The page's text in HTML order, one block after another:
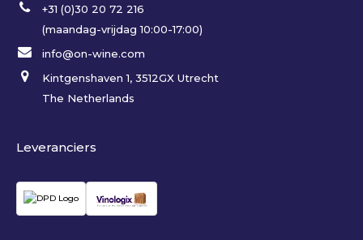
+31 (0)30 20 72 216
(maandag-vrijdag 10:00-17:00)
info@on-wine.com
Kintgenshaven 1, 3512GX Utrecht
The Netherlands
Leveranciers